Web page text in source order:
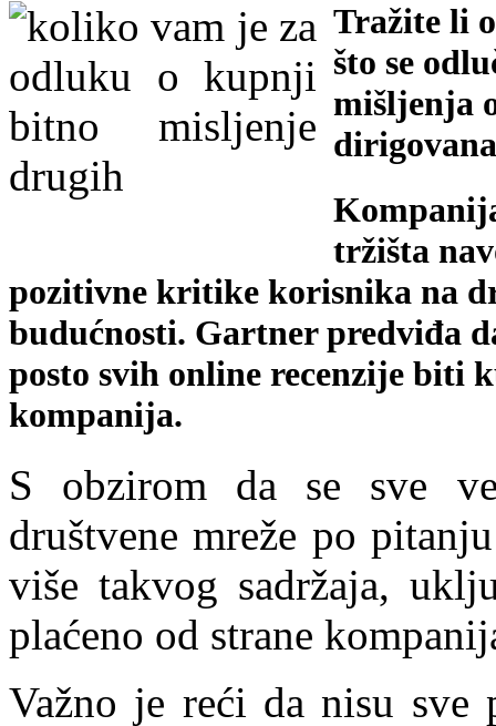
Tražite li
što se
mišljenja
tržišta
pozitivne kritike korisnika na
budućnosti. Gartner predviđa
posto svih online recenzije biti
kompanija.
S obzirom da se sve
društvene mreže po
više takvog sadržaja,
plaćeno od strane
Važno je reći da nisu sve